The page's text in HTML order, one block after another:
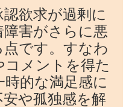
欲求が過剰に
害がさらに悪
です。すなわ
メントを得た
的な満足感に
や孤独感を解